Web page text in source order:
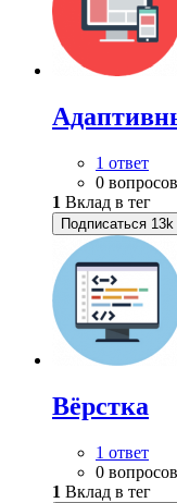
1 ответ
0 вопросов
1 Вклад в тег
Подписаться 13k
Вёрстка
1 ответ
0 вопросов
1 Вклад в тег